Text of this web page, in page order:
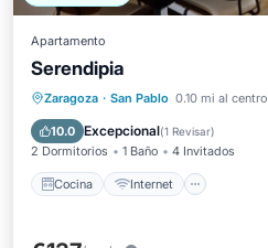
Apartamento
Serendipia
Zaragoza · San Pablo 0.10 mi al centro
10.0 Excepcional(1 Revisar)
2 Dormitorios 1 Baño 4 Invitados
Cocina Internet
Cocina
Internet
Se admiten mascotas